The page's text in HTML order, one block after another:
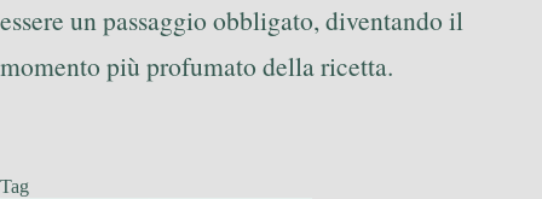
essere un passaggio obbligato, diventando il
momento più profumato della ricetta.
Tag